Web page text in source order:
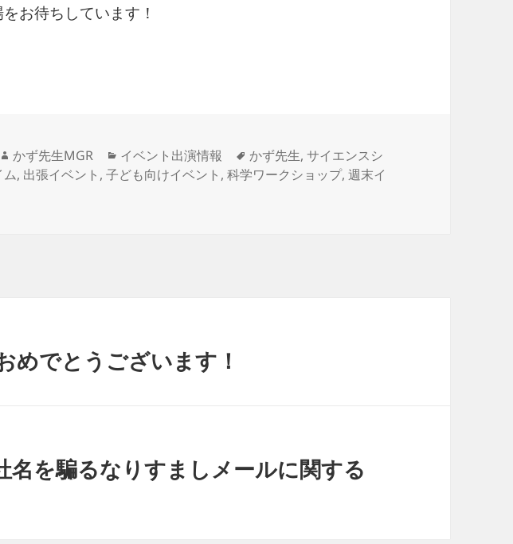
お待ちしています！
作
成
かず先生MGR
カ
テ
イベント出演情報
タ
グ
かず先生,サイエンスシ
ム, 出張イベント ,子ども向けイベント ,科学ワークショップ,週末イ
めでとうございます！
名を騙るなりすましメールに関する